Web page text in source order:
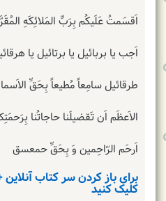
اَقسَمتُ عَلَیکُم بِرَبِّ المَلائِکَهِ
اَجب یا بربائیل یا برتائیل یا
طرقائیل سامِعاً مُطیعاً بِحَقِّ
الاَعظَم اَن تَقضیلَنا حاجاتُنا
اَرحَم الرّاحِمین وَ بِحَقِّ حمعسق
برای باز کردن سر کتاب آنلاین
کلیک کنید